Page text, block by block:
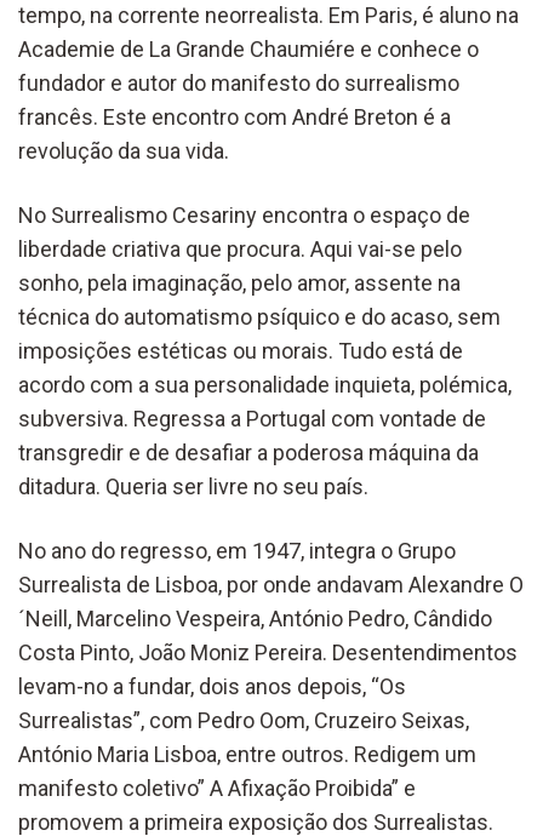
tempo, na corrente neorrealista. Em Paris, é aluno na
Academie de La Grande Chaumiére e conhece o
fundador e autor do manifesto do surrealismo
francês. Este encontro com André Breton é a
revolução da sua vida.
No Surrealismo Cesariny encontra o espaço de
liberdade criativa que procura. Aqui vai-se pelo
sonho, pela imaginação, pelo amor, assente na
técnica do automatismo psíquico e do acaso, sem
imposições estéticas ou morais. Tudo está de
acordo com a sua personalidade inquieta, polémica,
subversiva. Regressa a Portugal com vontade de
transgredir e de desafiar a poderosa máquina da
ditadura. Queria ser livre no seu país.
No ano do regresso, em 1947, integra o Grupo
Surrealista de Lisboa, por onde andavam Alexandre O
´Neill, Marcelino Vespeira, António Pedro, Cândido
Costa Pinto, João Moniz Pereira. Desentendimentos
levam-no a fundar, dois anos depois, “Os
Surrealistas”, com Pedro Oom, Cruzeiro Seixas,
António Maria Lisboa, entre outros. Redigem um
manifesto coletivo” A Afixação Proibida” e
promovem a primeira exposição dos Surrealistas.